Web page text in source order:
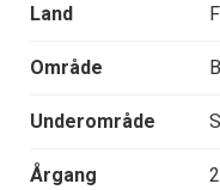
Land
Område
Underområde
Årgang